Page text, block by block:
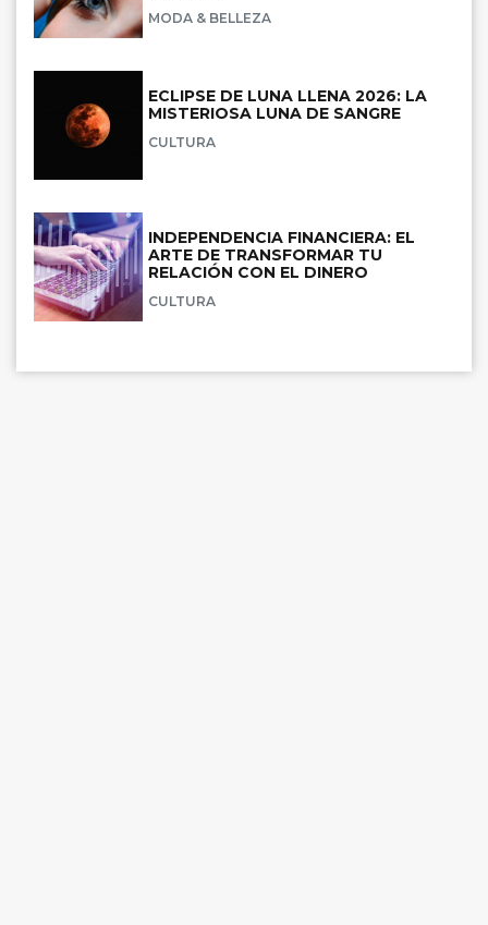
MODA & BELLEZA
ECLIPSE DE LUNA LLENA 2026: LA
MISTERIOSA LUNA DE SANGRE
CULTURA
INDEPENDENCIA FINANCIERA: EL
ARTE DE TRANSFORMAR TU
RELACIÓN CON EL DINERO
CULTURA